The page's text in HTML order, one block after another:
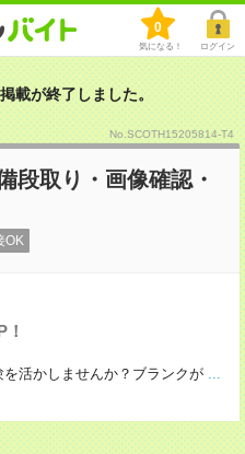
0
気になる！ ログイン
載が終了しました。
No.SCOTH15205814-T4
段取り・画像確認・
OK
活かしませんか？ブランクが ...